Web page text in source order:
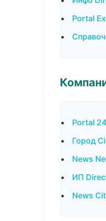
Portal
Portal
Город
News
ИП
News